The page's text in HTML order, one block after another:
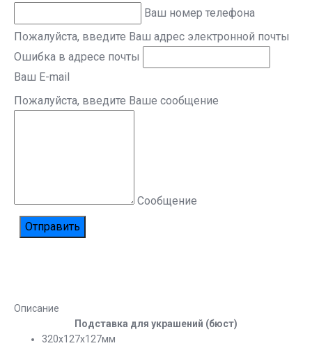
Ваш номер телефона
Пожалуйста, введите Ваш адрес электронной почты
Ошибка в адресе почты
Ваш E-mail
Пожалуйста, введите Ваше сообщение
Сообщение
Описание
Подставка для украшений (бюст)
320х127х127мм